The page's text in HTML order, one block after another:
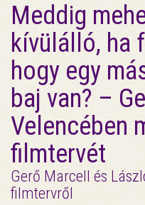
Meddig
kívülálló, ha
hogy egy
baj van? –
Velencében
filmtervét
Gerő Marcell és
filmtervről